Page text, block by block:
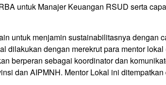
untuk Manajer Keuangan RSUD serta
untuk menjamin sustainabilitasnya dengan
dilakukan dengan merekrut para mentor
berperan sebagai koordinator dan
dan AIPMNH. Mentor Lokal ini